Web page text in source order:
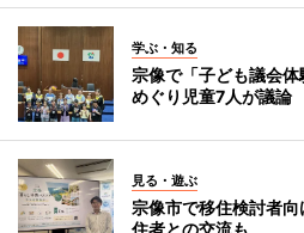
学ぶ・知る
宗像で「子ども議会
めぐり児童7人が議論
見る・遊ぶ
宗像市で移住検討者
住者との交流も